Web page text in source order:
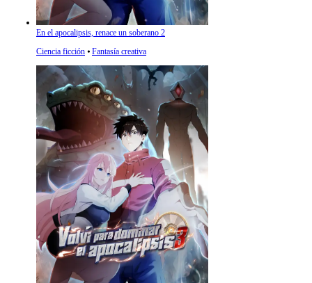
En el apocalipsis, renace un soberano 2
Ciencia ficción ⦁ Fantasía creativa